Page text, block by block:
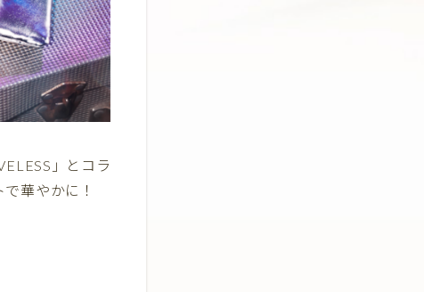
」とコラ
華やかに！